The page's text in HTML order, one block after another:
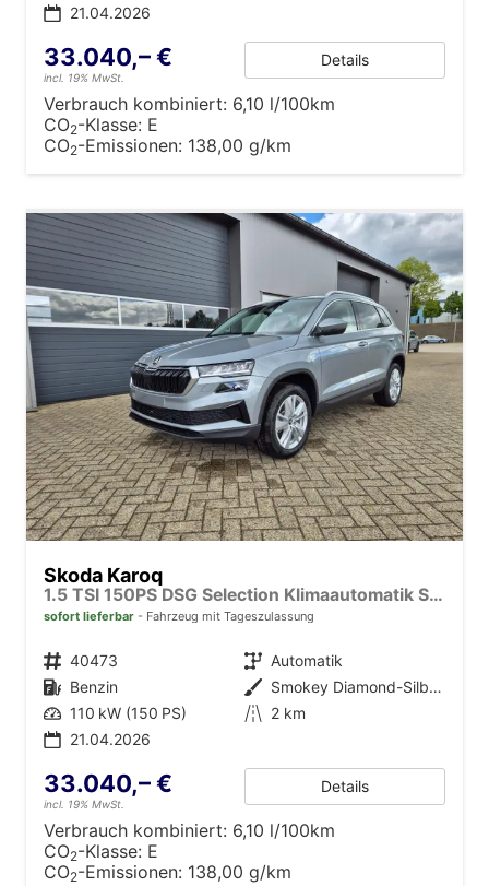
21.04.2026
33.040,– €
incl. 19% MwSt.
Details
Verbrauch kombiniert: 6,10 l/100km
CO2-Klasse: E
CO2-Emissionen: 138,00 g/km
Skoda Karoq
1.5 TSI 150PS DSG Selection Klimaautomatik Sitzheizung Lenkradheizung ACC PDC v+h Rückf.Kamera abg.Scheiben Apple CarPlay Android Auto 17"LM
sofort lieferbar Fahrzeug mit Tageszulassung
Fahrzeugnr. 40473 Getriebe Automatik
Kraftstoff Benzin Außenfarbe
Smokey Diamond-Silber Metallic
Leistung 110 kW (150 PS) Kilometerstand 2 km
21.04.2026
33.040,– €
incl. 19% MwSt.
Details
Verbrauch kombiniert: 6,10 l/100km
CO2-Klasse: E
CO2-Emissionen: 138,00 g/km